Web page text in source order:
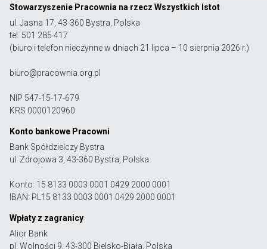
Stowarzyszenie Pracownia na rzecz Wszystkich Istot
ul. Jasna 17, 43-360 Bystra, Polska
tel. 501 285 417
(biuro i telefon nieczynne w dniach 21 lipca – 10 sierpnia 2026 r.)
biuro@pracownia.org.pl
NIP 547-15-17-679
KRS 0000120960
Konto bankowe Pracowni
Bank Spółdzielczy Bystra
ul. Zdrojowa 3, 43-360 Bystra, Polska
Konto: 15 8133 0003 0001 0429 2000 0001
IBAN: PL15 8133 0003 0001 0429 2000 0001
Wpłaty z zagranicy
Alior Bank
pl. Wolności 9, 43-300 Bielsko-Biała, Polska